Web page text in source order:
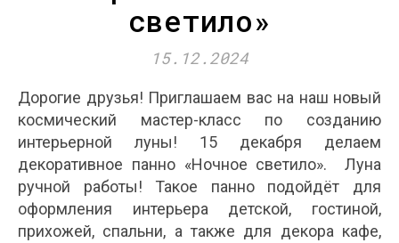
светило»
15.12.2024
Дорогие друзья! Приглашаем вас на наш новый
космический мастер-класс по созданию
интерьерной луны! 15 декабря делаем
декоративное панно «Ночное светило». Луна
ручной работы! Такое панно подойдёт для
оформления интерьера детской, гостиной,
прихожей, спальни, а также для декора кафе,